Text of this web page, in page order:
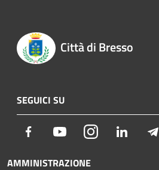
Città di Bresso
SEGUICI SU
Facebook YoutubeInstagram LinkedIn
AMMINISTRAZIONE